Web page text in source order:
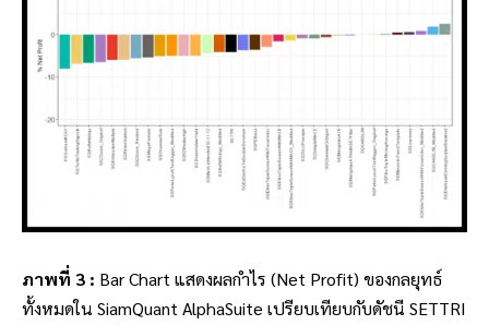
ภาพที่ 3 : Bar Chart แสดงผลกำไร (Net Profit) ของกลยุทธ์
ทั้งหมดใน SiamQuant AlphaSuite เปรียบเทียบกับดัชนี SETTRI